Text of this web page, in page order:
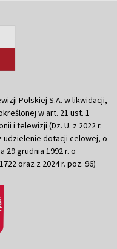
Polskiej S.A. w likwidacji,
w art. 21 ust. 1
i telewizji (Dz. U. z 2022 r.
udzielenie dotacji celowej, o
29 grudnia 1992 r. o
oraz z 2024 r. poz. 96)